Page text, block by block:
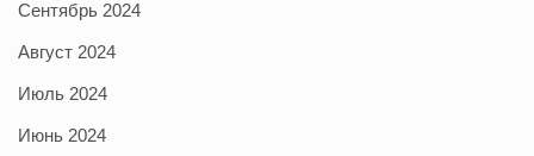
Сентябрь 2024
Август 2024
Июль 2024
Июнь 2024